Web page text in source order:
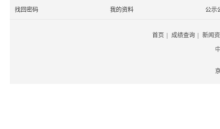
找回密码
我的资料 公示
首页 成绩查询 新闻